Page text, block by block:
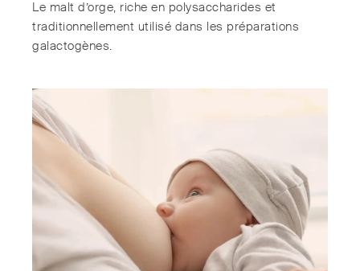
Le malt d’orge, riche en polysaccharides et
traditionnellement utilisé dans les préparations
galactogènes.